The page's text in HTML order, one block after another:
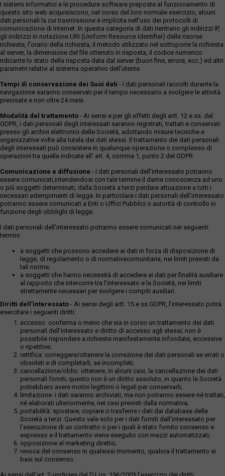
I sistemi informatici e le procedure software preposte al funzionamento di
questo sito web acquisiscono, nel corso del loro normale esercizio, alcuni
dati personali la cui trasmissione è implicita nell'uso dei protocolli di
comunicazione di Internet. In questa categoria di dati rientrano gli indirizzi IP,
gli indirizzi in notazione URI (Uniform Resource Identifier) delle risorse
richieste, l'orario della richiesta, il metodo utilizzato nel sottoporre la richiesta
al server, la dimensione del file ottenuto in risposta, il codice numerico
ndicante lo stato della risposta data dal server (buon fine, errore, ecc.) ed altri
parametri relativi al sistema operativo dell'utente.
Tempi di conservazione dei Suoi dati - I dati personali raccolti durante la
navigazione saranno conservati per il tempo necessario a svolgere le attività
precisate e non oltre 24 mesi.
Modalità del trattamento - Ai sensi e per gli effetti degli artt. 12 e ss. del
GDPR, i dati personali degli interessati saranno registrati, trattati e conservati
presso gli archivi elettronici delle Società, adottando misure tecniche e
organizzative volte alla tutela dei dati stessi. Il trattamento dei dati personali
degli interessati può consistere in qualunque operazione o complesso di
operazioni tra quelle indicate all' art. 4, comma 1, punto 2 del GDPR.
Comunicazione e diffusione - I dati personali dell’interessato potranno
essere comunicati,intendendosi con tale termine il darne conoscenza ad uno
o più soggetti determinati, dalla Società a terzi perdare attuazione a tutti i
necessari adempimenti di legge. In particolare i dati personali dell’interessato
potranno essere comunicati a Enti o Uffici Pubblici o autorità di controllo in
funzione degli obblighi di legge.
I dati personali dell’interessato potranno essere comunicati nei seguenti
termini:
a soggetti che possono accedere ai dati in forza di disposizione di
legge, di regolamento o di normativacomunitaria, nei limiti previsti da
tali norme;
a soggetti che hanno necessità di accedere ai dati per finalità ausiliare
al rapporto che intercorre tra l’interessato e la Società, nei limiti
strettamente necessari per svolgere i compiti ausiliari.
Diritti dell’interessato - Ai sensi degli artt. 15 e ss GDPR, l’interessato potrà
esercitare i seguenti diritti:
accesso: conferma o meno che sia in corso un trattamento dei dati
personali dell’interessato e diritto di accesso agli stessi; non è
possibile rispondere a richieste manifestamente infondate, eccessive
o ripetitive;
rettifica: correggere/ottenere la correzione dei dati personali se errati o
obsoleti e di completarli, se incompleti;
cancellazione/oblio: ottenere, in alcuni casi, la cancellazione dei dati
personali forniti; questo non è un diritto assoluto, in quanto le Società
potrebbero avere motivi legittimi o legali per conservarli;
limitazione: i dati saranno archiviati, ma non potranno essere né trattati,
né elaborati ulteriormente, nei casi previsti dalla normativa;
portabilità: spostare, copiare o trasferire i dati dai database delle
Società a terzi. Questo vale solo per i dati forniti dall’interessato per
l’esecuzione di un contratto o per i quali è stato fornito consenso e
espresso e il trattamento viene eseguito con mezzi automatizzati;
opposizione al marketing diretto;
revoca del consenso in qualsiasi momento, qualora il trattamento si
basi sul consenso.